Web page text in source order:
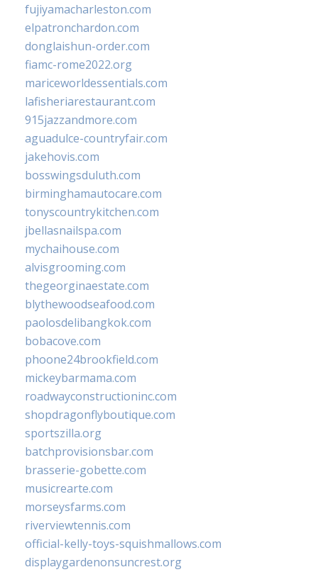
fujiyamacharleston.com
elpatronchardon.com
donglaishun-order.com
fiamc-rome2022.org
mariceworldessentials.com
lafisheriarestaurant.com
915jazzandmore.com
aguadulce-countryfair.com
jakehovis.com
bosswingsduluth.com
birminghamautocare.com
tonyscountrykitchen.com
jbellasnailspa.com
mychaihouse.com
alvisgrooming.com
thegeorginaestate.com
blythewoodseafood.com
paolosdelibangkok.com
bobacove.com
phoone24brookfield.com
mickeybarmama.com
roadwayconstructioninc.com
shopdragonflyboutique.com
sportszilla.org
batchprovisionsbar.com
brasserie-gobette.com
musicrearte.com
morseysfarms.com
riverviewtennis.com
official-kelly-toys-squishmallows.com
displaygardenonsuncrest.org